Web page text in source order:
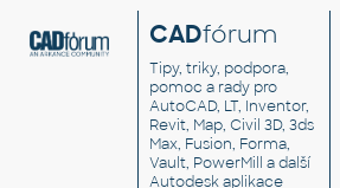
CADfórum
Tipy, triky, podpora,
pomoc a rady pro
AutoCAD, LT, Inventor,
Revit, Map, Civil 3D, 3ds
Max, Fusion, Forma,
Vault, PowerMill a další
Autodesk aplikace